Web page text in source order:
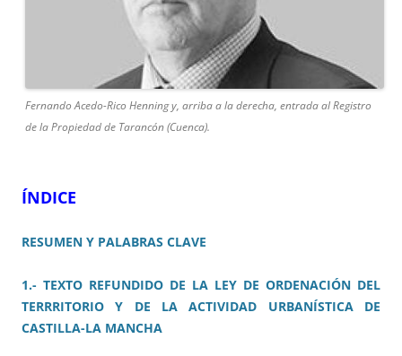
Fernando Acedo-Rico Henning y, arriba a la derecha, entrada al Registro
de la Propiedad de Tarancón (Cuenca).
ÍNDICE
RESUMEN Y PALABRAS CLAVE
1.- TEXTO REFUNDIDO DE LA LEY DE ORDENACIÓN DEL
TERRRITORIO Y DE LA ACTIVIDAD URBANÍSTICA DE
CASTILLA-LA MANCHA